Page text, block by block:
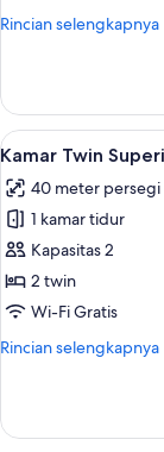
Rokok
Rincian selengkapnya
Rincian
Kamar
Twin
Deluks,
Asap
Rokok
(Palace
Side)
Lihat
semua
foto
untuk
Kamar
Twin
Superior,
Merokok
5
Kamar Twin
40 meter persegi
1 kamar tidur
Kapasitas 2
2 twin
Wi-Fi Gratis
Rincian selengkapnya
Rincian
Kamar